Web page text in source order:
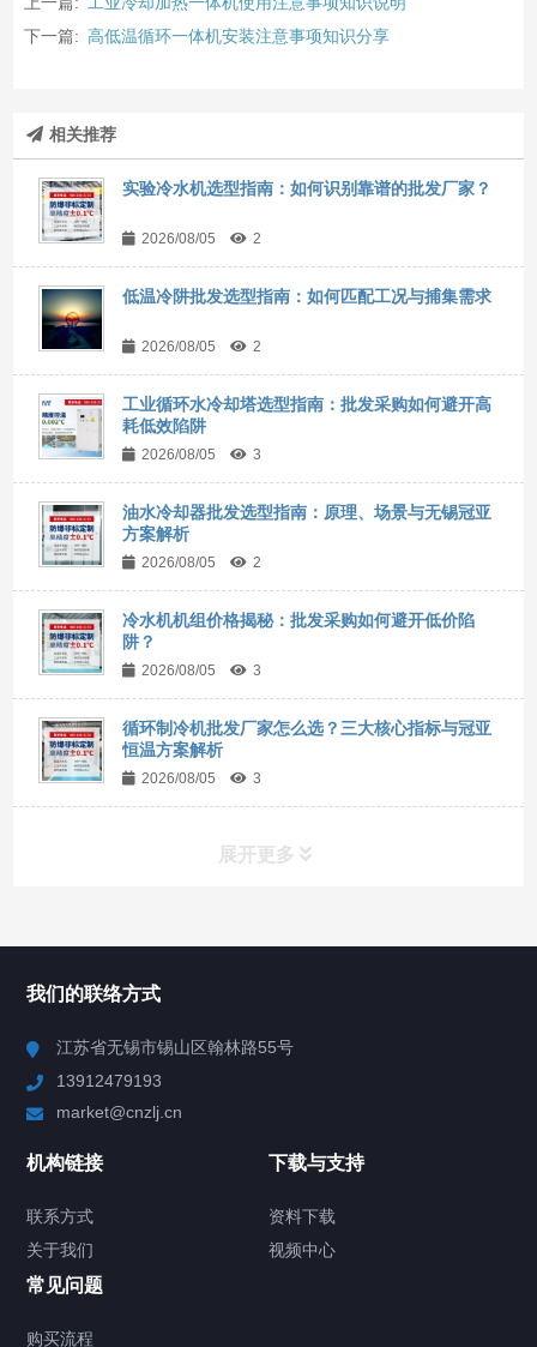
下一篇: 高低温循环一体机安装注意事项知识分享
相关推荐
实验冷水机选型指南：如何识别靠谱的批发厂家？
2026/08/05 2
低温冷阱批发选型指南：如何匹配工况与捕集需求
2026/08/05 2
工业循环水冷却塔选型指南：批发采购如何避开高
耗低效陷阱
2026/08/05 3
油水冷却器批发选型指南：原理、场景与无锡冠亚
方案解析
2026/08/05 2
冷水机机组价格揭秘：批发采购如何避开低价陷
阱？
2026/08/05 3
循环制冷机批发厂家怎么选？三大核心指标与冠亚
恒温方案解析
2026/08/05 3
展开更多
Chiller高精度制冷循环器
TCU温度控制单元
Chiller气体控温系统
我们的联络方式
江苏省无锡市锡山区翰林路55号
13912479193
market@cnzlj.cn
机构链接
联系方式
关于我们
下载与支持
资料下载
视频中心
常见问题
购买流程